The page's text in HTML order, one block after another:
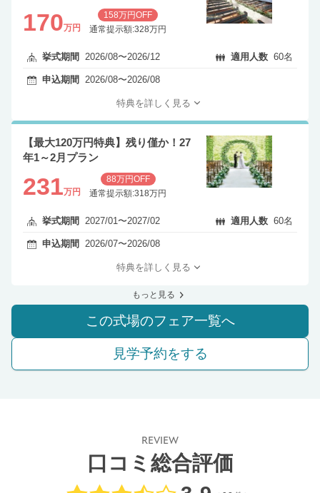
170万円
158万円OFF
通常提示額:328万円
挙式期間 2026/08〜2026/12 適用人数 60名
申込期間 2026/08〜2026/08
特典を詳しく見る
【最大120万円特典】残り僅か！27
年1～2月プラン
231万円
88万円OFF
通常提示額:318万円
挙式期間 2027/01〜2027/02 適用人数 60名
申込期間 2026/07〜2026/08
特典を詳しく見る
もっと見る
この式場のフェア一覧へ
見学予約をする
REVIEW
口コミ総合評価